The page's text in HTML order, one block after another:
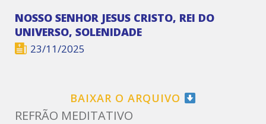
NOSSO SENHOR JESUS CRISTO, REI DO
UNIVERSO, SOLENIDADE
23/11/2025
BAIXAR O ARQUIVO
REFRÃO MEDITATIVO